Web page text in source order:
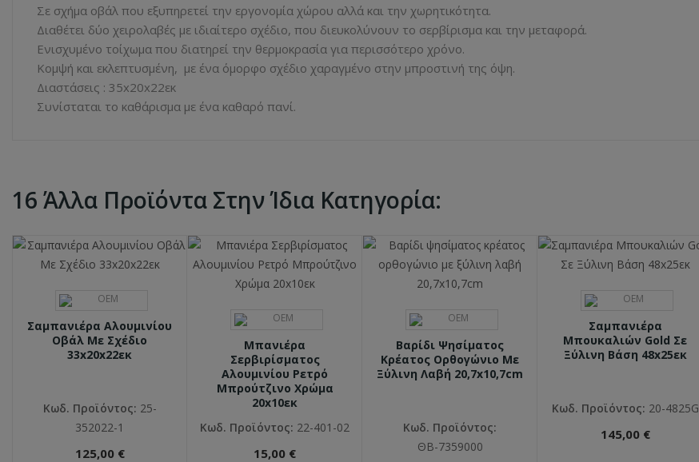
Σε σχήμα οβάλ που εξυπηρετεί την εργονομία χώρου αλλά και την χωρητικότητα.
Διαθέτει δύο χειρολαβές με ιδιαίτερο σχέδιο, που διευκολύνουν το σερβίρισμα και την μεταφορά.
Ενισχυμένο τοίχωμα που διατηρεί την θερμοκρασία για περισσότερο χρόνο.
Κομψή και εκλεπτυσμένη, με ένα όμορφο σχέδιο χαραγμένο στην μπροστινή της όψη.
Διαστάσεις : 35x20x22εκ
Συνίσταται το καθάρισμα με ένα καθαρό πανί.
16 Άλλα Προϊόντα Στην Ίδια Κατηγορία:
Σαμπανιέρα Αλουμινίου
Οβάλ Με Σχέδιο
33x20x22εκ
Κωδ. Προϊόντος: 25-
352022-1
125,00 €
Μπανιέρα
Σερβιρίσματος
Αλουμινίου Ρετρό
Μπρούτζινο Χρώμα
20x10εκ
Κωδ. Προϊόντος: 22-401-02
15,00 €
Βαρίδι Ψησίματος
Κρέατος Ορθογώνιο Με
Ξύλινη Λαβή 20,7x10,7cm
Κωδ. Προϊόντος:
ΘΒ-7359000
Σαμπανιέρα
Μπουκαλιών Gold Σε
Ξύλινη Βάση 48x25εκ
Κωδ. Προϊόντος: 20-4825G
145,00 €